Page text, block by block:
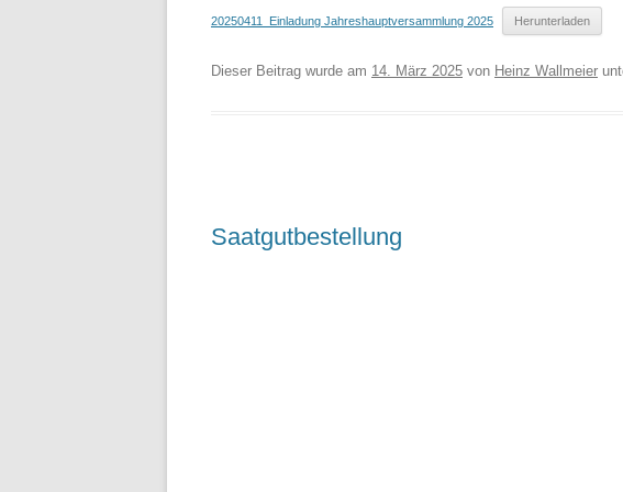
20250411_Einladung Jahreshauptversammlung 2025 Herunterladen
Dieser Beitrag wurde am 14. März 2025 von Heinz Wallmeier
Saatgutbestellung